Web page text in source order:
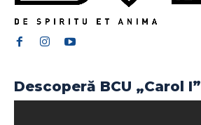
Descoperă BCU „Carol I”